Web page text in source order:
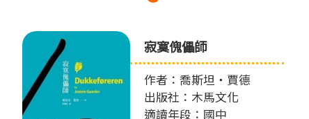
寂寞傀儡師
作者：喬斯坦‧賈德
出版社：木馬文化
適讀年段：國中